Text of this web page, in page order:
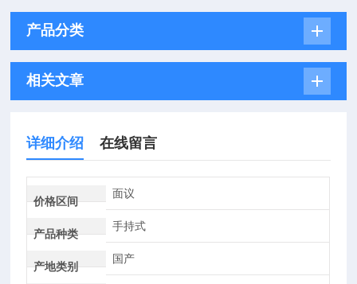
产品分类
相关文章
详细介绍 在线留言
价格区间
面议
产品种类
手持式
产地类别
国产